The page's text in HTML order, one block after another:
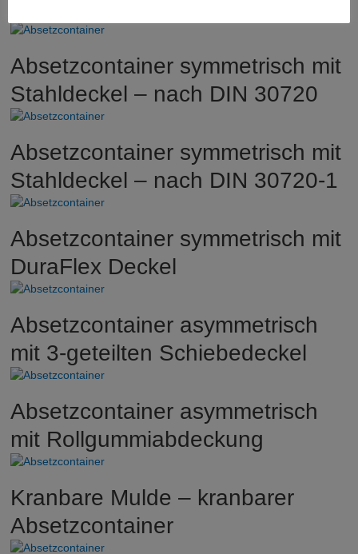
Stahlklappe – DIN 30720-1
Absetzcontainer symmetrisch mit
Stahldeckel – nach DIN 30720
Absetzcontainer symmetrisch mit
Stahldeckel – nach DIN 30720-1
Absetzcontainer symmetrisch mit
DuraFlex Deckel
Absetzcontainer asymmetrisch
mit 3-geteilten Schiebedeckel
Absetzcontainer asymmetrisch
mit Rollgummiabdeckung
Kranbare Mulde – kranbarer
Absetzcontainer